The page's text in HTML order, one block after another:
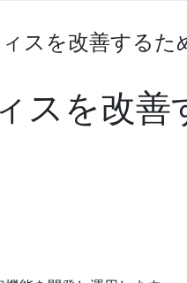
スを改善するた
スを改善